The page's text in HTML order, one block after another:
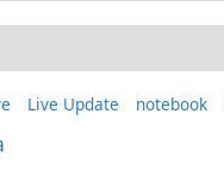
Live Update notebook